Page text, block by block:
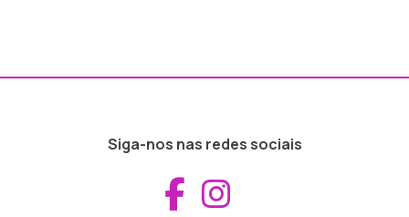
Siga-nos nas redes sociais
Aceder ao